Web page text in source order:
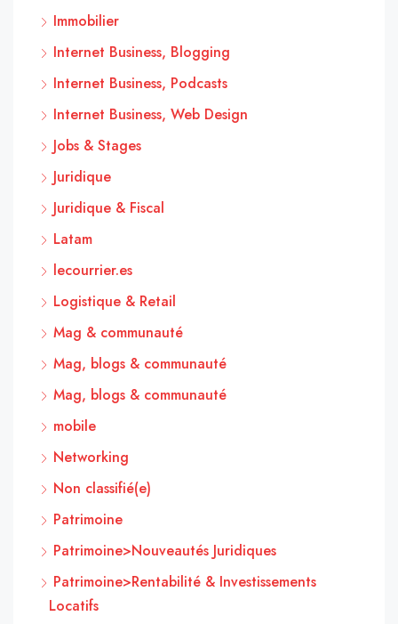
Immobilier
Internet Business, Blogging
Internet Business, Podcasts
Internet Business, Web Design
Jobs & Stages
Juridique
Juridique & Fiscal
Latam
lecourrier.es
Logistique & Retail
Mag & communauté
Mag, blogs & communauté
Mag, blogs & communauté
mobile
Networking
Non classifié(e)
Patrimoine
Patrimoine>Nouveautés Juridiques
Patrimoine>Rentabilité & Investissements
Locatifs